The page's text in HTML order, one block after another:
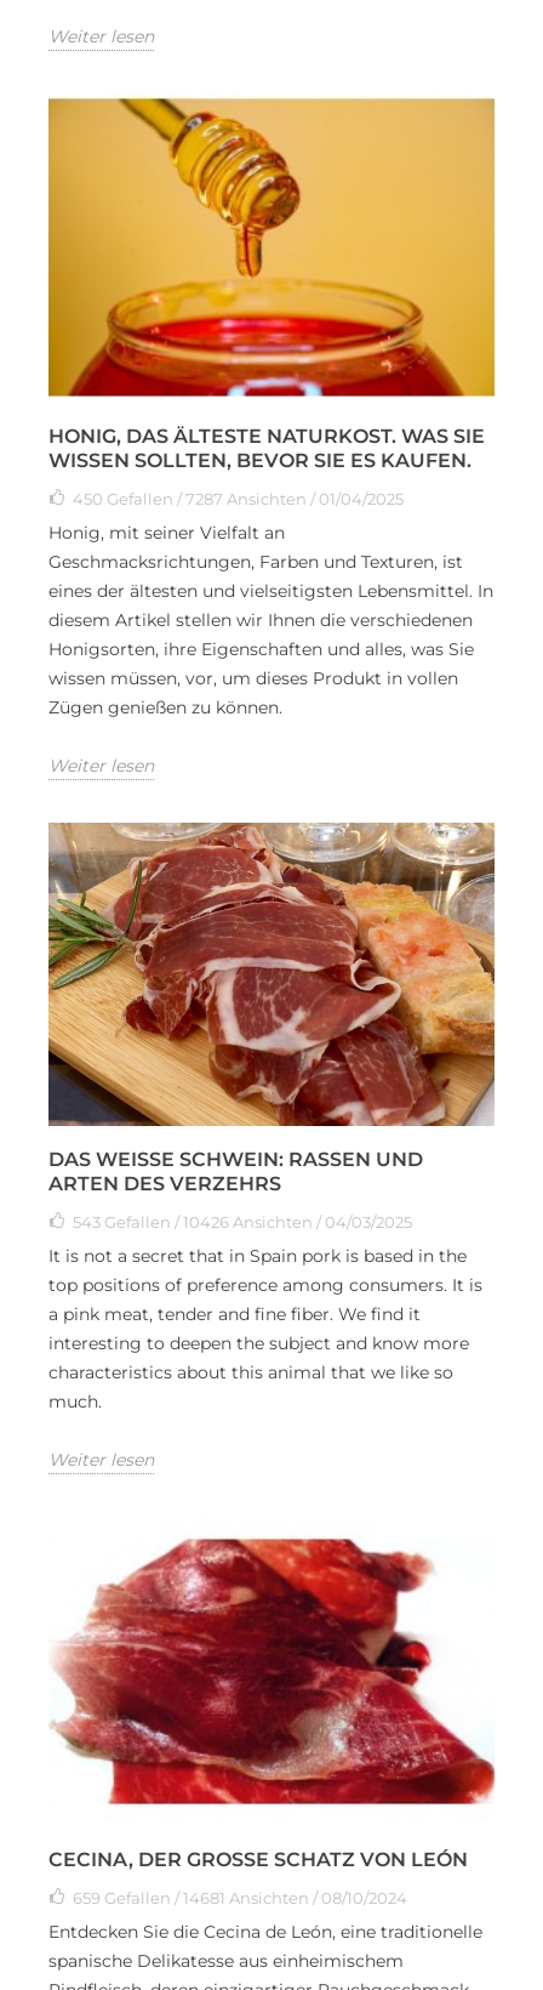
Weiter lesen
HONIG, DAS ÄLTESTE NATURKOST. WAS SIE
WISSEN SOLLTEN, BEVOR SIE ES KAUFEN.
450 Gefallen / 7287 Ansichten / 01/04/2025
Honig, mit seiner Vielfalt an
Geschmacksrichtungen, Farben und Texturen, ist
eines der ältesten und vielseitigsten Lebensmittel. In
diesem Artikel stellen wir Ihnen die verschiedenen
Honigsorten, ihre Eigenschaften und alles, was Sie
wissen müssen, vor, um dieses Produkt in vollen
Zügen genießen zu können.
Weiter lesen
DAS WEISSE SCHWEIN: RASSEN UND A
RTEN DES VERZEHRS
543 Gefallen / 10426 Ansichten / 04/03/2025
It is not a secret that in Spain pork is based in the
top positions of preference among consumers. It is
a pink meat, tender and fine fiber. We find it
interesting to deepen the subject and know more
characteristics about this animal that we like so
much.
Weiter lesen
CECINA, DER GROSSE SCHATZ VON LEÓN
659 Gefallen / 14681 Ansichten / 08/10/2024
Entdecken Sie die Cecina de León, eine traditionelle
spanische Delikatesse aus einheimischem